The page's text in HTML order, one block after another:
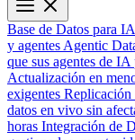
Base de Datos para IA
y agentes Agentic
que sus agentes de IA
Actualización en
exigentes Replicación
datos en vivo sin
horas Integración de